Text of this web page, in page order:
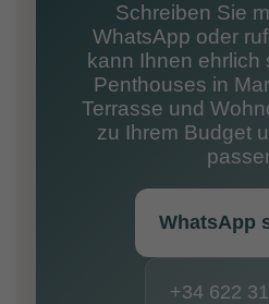
Schreiben Sie
WhatsApp oder
kann Ihnen ehrlich
Penthouses in
Terrasse und
zu Ihrem Budget
WhatsApp
+34 622